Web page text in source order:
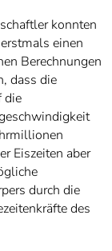
konnten
einen
Berechnungen
dass die
die
Eiszeiten aber
durch die
des